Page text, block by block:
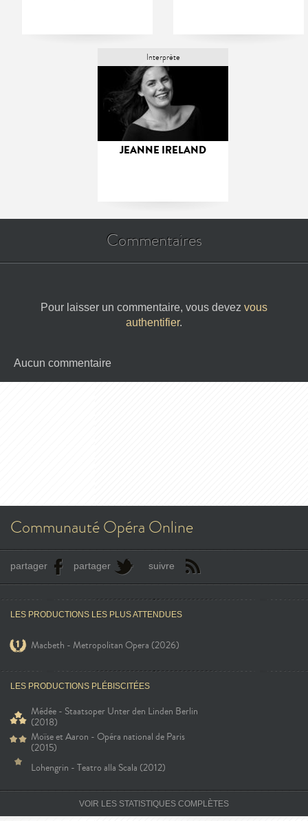
Interprète
JEANNE IRELAND
Commentaires
Pour laisser un commentaire, vous devez vous
authentifier.
Aucun commentaire
Communauté Opéra Online
partager partager suivre
LES PRODUCTIONS LES PLUS ATTENDUES
Macbeth - Metropolitan Opera (2026)
LES PRODUCTIONS PLÉBISCITÉES
Médée - Staatsoper Unter den Linden Berlin
(2018)
Moïse et Aaron - Opéra national de Paris
(2015)
Lohengrin - Teatro alla Scala (2012)
VOIR LES STATISTIQUES COMPLÈTES